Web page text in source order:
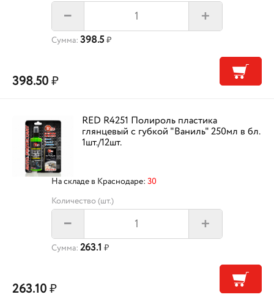
– +
Сумма: 398.5 ₽
398.50₽
RED R4251 Полироль пластика
глянцевый с губкой "Ваниль" 250мл в бл.
1шт./12шт.
На складе в Краснодаре: 30
Количество (шт.)
– +
Сумма: 263.1 ₽
263.10₽